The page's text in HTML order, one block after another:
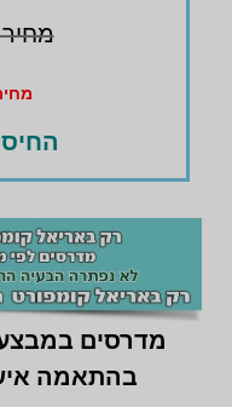
מחיר
מחיר
מדרסים
בהתאמה אישית ( 1 + 1